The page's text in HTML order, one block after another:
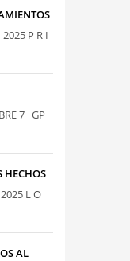
2025 P R I
7 GP
HECHOS
2025 L O
AL